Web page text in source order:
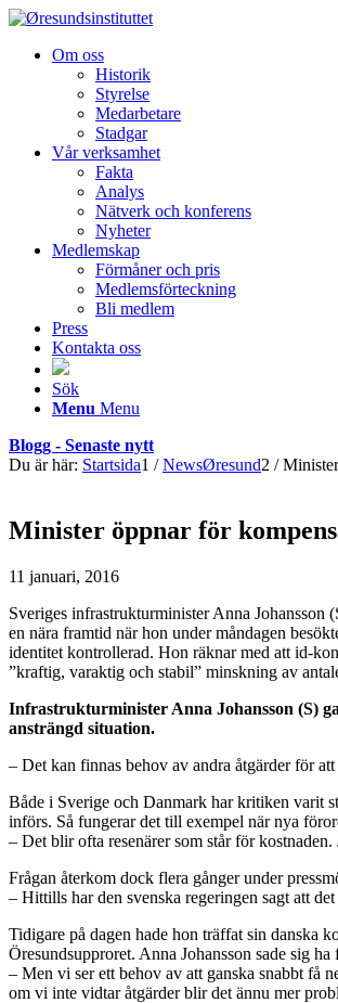
Om oss
Historik
Styrelse
Medarbetare
Stadgar
Vår verksamhet
Fakta
Analys
Nätverk och konferens
Nyheter
Medlemskap
Förmåner och pris
Medlemsförteckning
Bli medlem
Press
Kontakta oss
Sök
Menu Menu
Blogg - Senaste nytt
Du är här: Startsida1 / NewsØresund2 /
Minister öppnar för
11 januari, 2016
Sveriges infrastrukturminister Anna
en nära framtid när hon under måndagen
identitet kontrollerad. Hon räknar med att id-
”kraftig, varaktig och stabil” minskning av
Infrastrukturminister Anna Johansson (S)
ansträngd situation.
– Det kan finnas behov av andra åtgärder för
Både i Sverige och Danmark har kritiken varit
införs. Så fungerar det till exempel när nya
– Det blir ofta resenärer som står för
Frågan återkom dock flera gånger under
– Hittills har den svenska regeringen sagt att
Tidigare på dagen hade hon träffat sin danska
Öresundsupproret. Anna Johansson sade sig
– Men vi ser ett behov av att ganska snabbt få
om vi inte vidtar åtgärder blir det ännu mer